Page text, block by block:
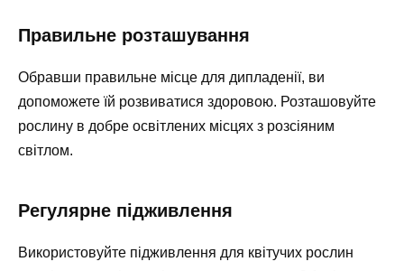
Правильне розташування
Обравши правильне місце для дипладенії, ви
допоможете їй розвиватися здоровою. Розташовуйте
рослину в добре освітлених місцях з розсіяним
світлом.
Регулярне підживлення
Використовуйте підживлення для квітучих рослин